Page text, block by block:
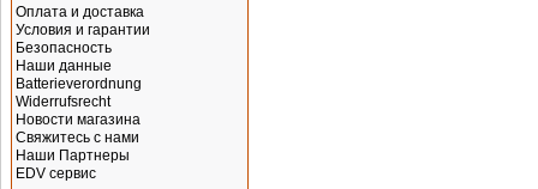
Оплата и доставка
Условия и гарантии
Безопасность
Наши данные
Batterieverordnung
Widerrufsrecht
Новости магазина
Свяжитесь с нами
Наши Партнеры
EDV сервис